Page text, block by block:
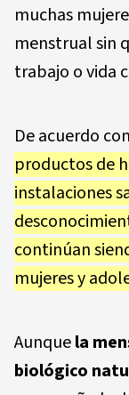
muchas
menstrual sin
trabajo o vida
De acuerdo
productos de
instalaciones
continúan
mujeres y
Aunquela
biológico